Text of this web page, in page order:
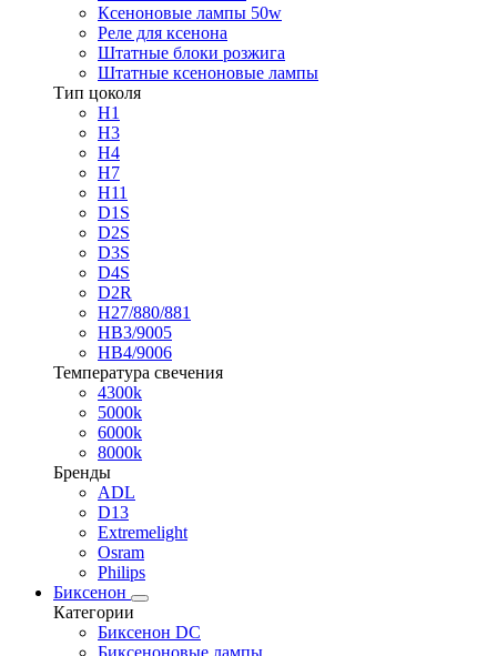
Ксеноновые лампы 50w
Реле для ксенона
Штатные блоки розжига
Штатные ксеноновые лампы
Тип цоколя
H1
H3
H4
H7
H11
D1S
D2S
D3S
D4S
D2R
H27/880/881
HB3/9005
HB4/9006
Температура свечения
4300k
5000k
6000k
8000k
Бренды
ADL
D13
Extremelight
Osram
Philips
Биксенон
Категории
Биксенон DC
Биксеноновые лампы